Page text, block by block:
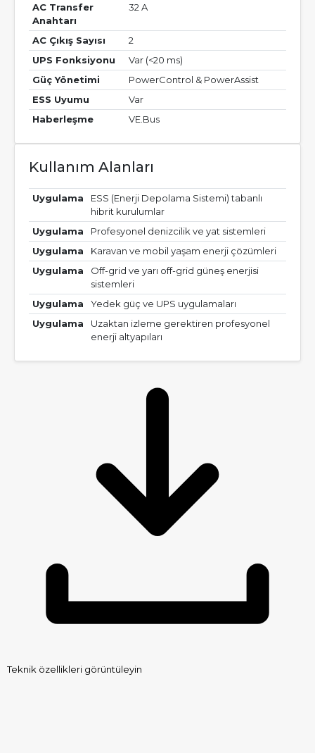
AC Transfer
Anahtarı
32 A
AC Çıkış Sayısı
2
UPS Fonksiyonu
Var (<20 ms)
Güç Yönetimi
PowerControl & PowerAssist
ESS Uyumu
Var
Haberleşme
VE.Bus
Kullanım Alanları
Uygulama
ESS (Enerji Depolama Sistemi) tabanlı
hibrit kurulumlar
Uygulama
Profesyonel denizcilik ve yat sistemleri
Uygulama
Karavan ve mobil yaşam enerji çözümleri
Uygulama
Off-grid ve yarı off-grid güneş enerjisi
sistemleri
Uygulama
Yedek güç ve UPS uygulamaları
Uygulama
Uzaktan izleme gerektiren profesyonel
enerji altyapıları
Teknik özellikleri görüntüleyin